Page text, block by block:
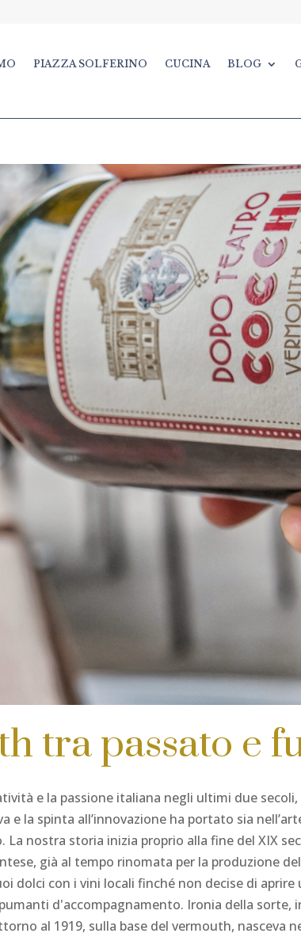
PIAZZA SOLFERINO CUCINA BLOG
tra passato e
e la passione italiana negli ultimi due
e la spinta all’innovazione ha portato sia
nostra storia inizia proprio alla fine del XIX
già al tempo rinomata per la produzione
dolci con i vini locali finché non decise di aprire
d'accompagnamento. Ironia della sorte,
al 1919, sulla base del vermouth, nasceva